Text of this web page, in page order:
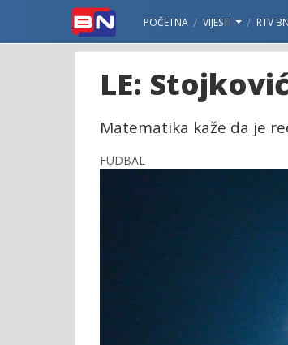
POČETNA VIJESTI RTV BN
LE:
Matematika kaže da je
FUDBAL